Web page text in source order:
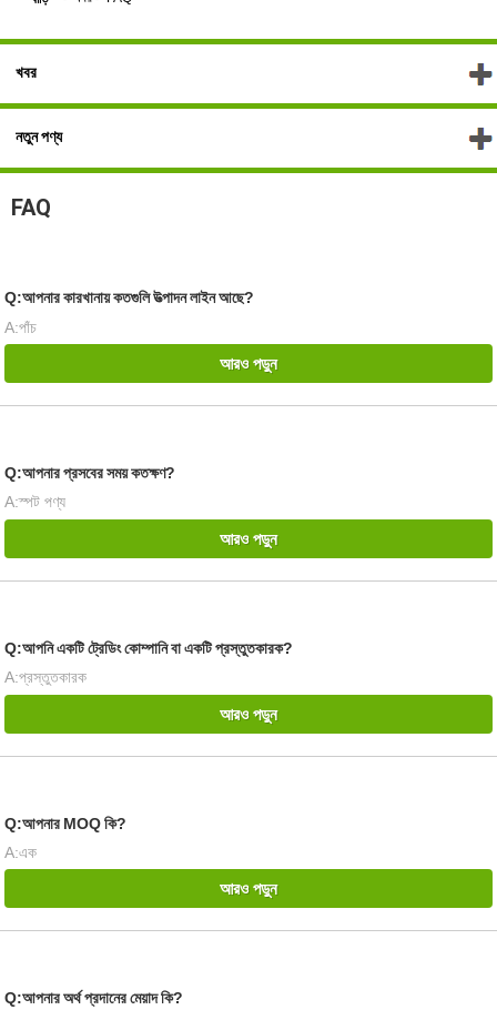
খবর
নতুন পণ্য
FAQ
Q:আপনার কারখানায় কতগুলি উত্পাদন লাইন আছে?
A:পাঁচ
আরও পড়ুন
Q:আপনার প্রসবের সময় কতক্ষণ?
A:স্পট পণ্য
আরও পড়ুন
Q:আপনি একটি ট্রেডিং কোম্পানি বা একটি প্রস্তুতকারক?
A:প্রস্তুতকারক
আরও পড়ুন
Q:আপনার MOQ কি?
A:এক
আরও পড়ুন
Q:আপনার অর্থ প্রদানের মেয়াদ কি?